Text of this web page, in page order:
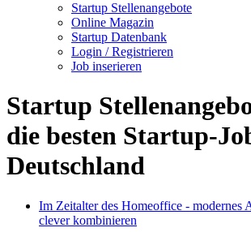
Startup Stellenangebote
Online Magazin
Startup Datenbank
Login / Registrieren
Job inserieren
Startup
die besten Startup-
Deutschland
Im Zeitalter des Homeoffice - modernes
clever kombinieren